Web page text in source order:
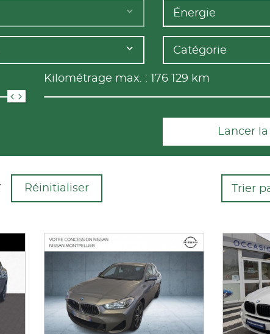
Énergie
Catégorie
Kilométrage max. : 176 129 km
Lancer
Réinitialiser Trier